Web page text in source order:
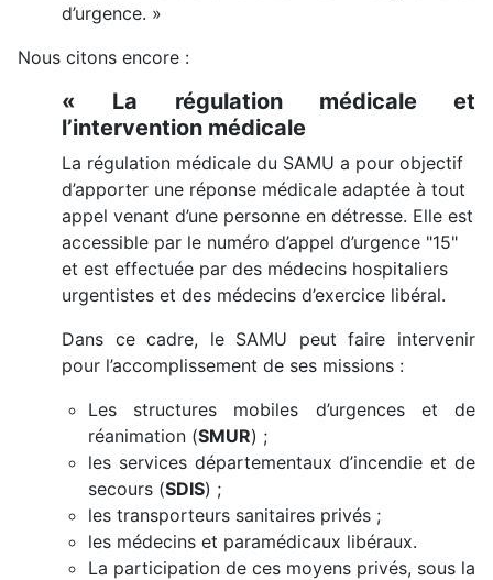
d’urgence. »
Nous citons encore :
« La régulation médicale et
l’intervention médicale
La régulation médicale du SAMU a pour objectif
d’apporter une réponse médicale adaptée à tout
appel venant d’une personne en détresse. Elle est
accessible par le numéro d’appel d’urgence "15"
et est effectuée par des médecins hospitaliers
urgentistes et des médecins d’exercice libéral.
Dans ce cadre, le SAMU peut faire intervenir
pour l’accomplissement de ses missions :
Les structures mobiles d’urgences et de
réanimation (SMUR) ;
les services départementaux d’incendie et de
secours (SDIS) ;
les transporteurs sanitaires privés ;
les médecins et paramédicaux libéraux.
La participation de ces moyens privés, sous la